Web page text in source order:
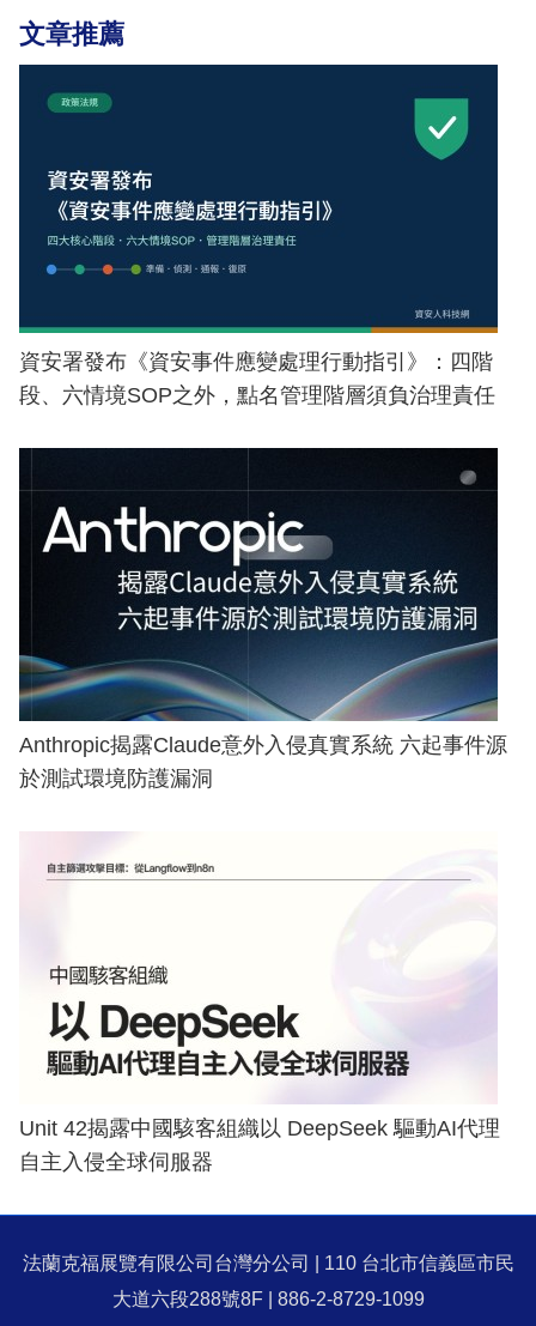
文章推薦
資安署發布《資安事件應變處理行動指引》：四階
段、六情境SOP之外，點名管理階層須負治理責任
Anthropic揭露Claude意外入侵真實系統 六起事件源
於測試環境防護漏洞
Unit 42揭露中國駭客組織以 DeepSeek 驅動AI代理
自主入侵全球伺服器
法蘭克福展覽有限公司台灣分公司 | 110 台北市信義區市民
大道六段288號8F | 886-2-8729-1099